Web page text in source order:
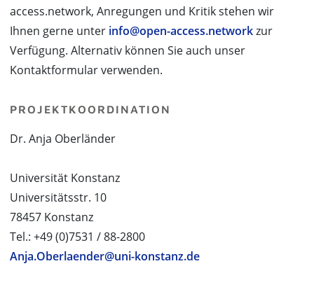
access.network, Anregungen und Kritik stehen wir
Ihnen gerne unter info@open-access.networkzur
Verfügung. Alternativ können Sie auch unser
Kontaktformular verwenden.
PROJEKTKOORDINATION
Dr. Anja Oberländer
Universität Konstanz
Universitätsstr. 10
78457 Konstanz
Tel.: +49 (0)7531 / 88-2800
Anja.Oberlaender@uni-konstanz.de